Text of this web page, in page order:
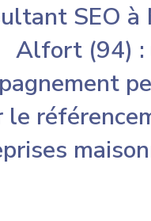
SEO à
Alfort (94) :
le